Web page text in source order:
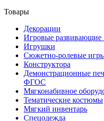
Товары
Декорации
Игровые развивающие
Игрушки
Сюжетно-ролевые
Конструктора
Демонстрационные
ФГОС
Мягконабивное
Тематические костюмы
Мягкий инвентарь
Спецодежда